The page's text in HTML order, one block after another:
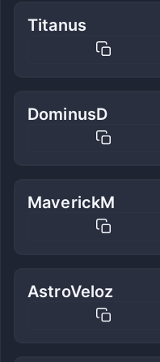
Titanus
DominusD
MaverickM
AstroVeloz